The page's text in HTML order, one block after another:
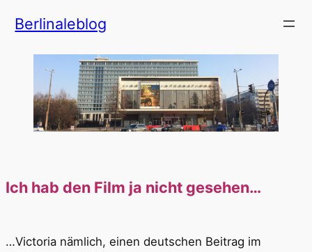
Inhalt
Berlinaleblog
Ich hab den Film ja nicht gesehen…
…Victoria nämlich, einen deutschen Beitrag im